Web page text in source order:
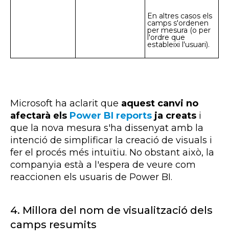
En altres casos els
camps s'ordenen
per mesura (o per
l'ordre que
estableixi l'usuari).
Microsoft ha aclarit que aquest canvi no
afectarà els Power BI reports ja creats i
que la nova mesura s'ha dissenyat amb la
intenció de simplificar la creació de visuals i
fer el procés més intuïtiu. No obstant això, la
companyia està a l'espera de veure com
reaccionen els usuaris de Power BI.
4. Millora del nom de visualització dels
camps resumits